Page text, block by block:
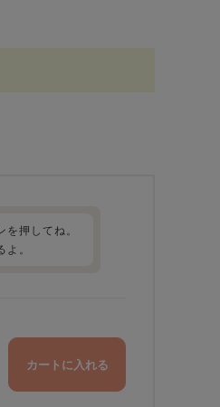
押してね。
。
カートに入れる